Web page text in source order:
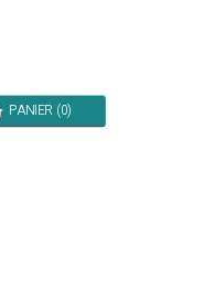
PANIER (0)